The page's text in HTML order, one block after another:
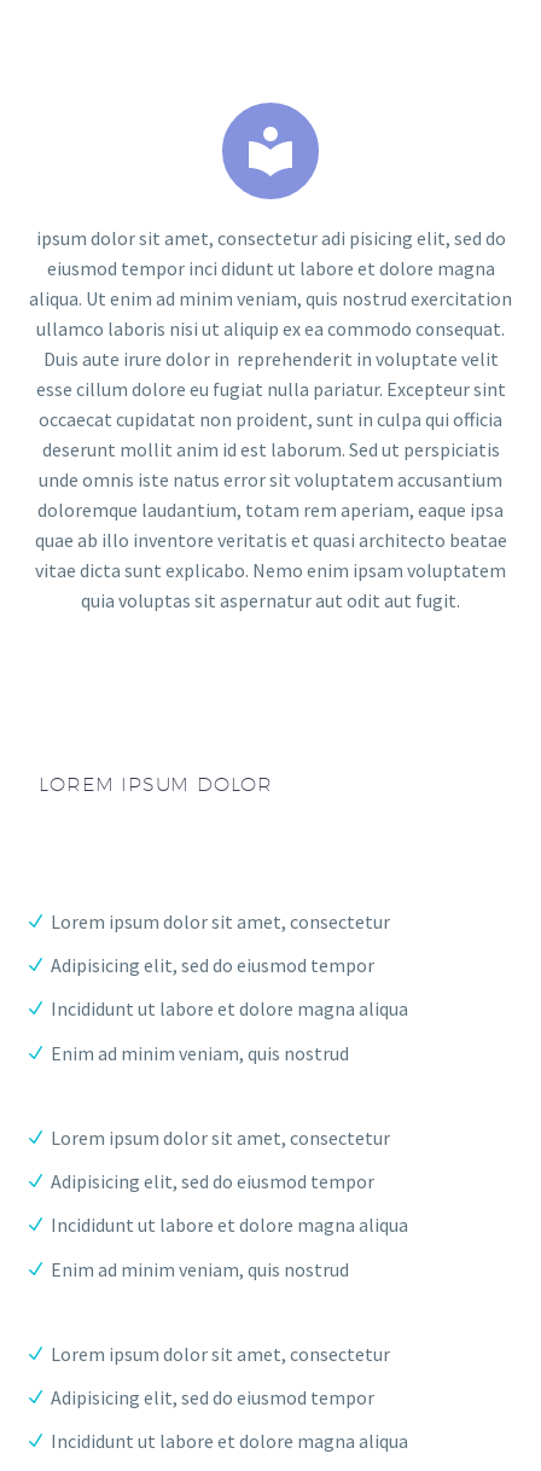


ipsum dolor sit amet, consectetur adi pisicing elit, sed do
eiusmod tempor inci didunt ut labore et dolore magna
aliqua. Ut enim ad minim veniam, quis nostrud exercitation
ullamco laboris nisi ut aliquip ex ea commodo consequat.
Duis aute irure dolor in reprehenderit in voluptate velit
esse cillum dolore eu fugiat nulla pariatur. Excepteur sint
occaecat cupidatat non proident, sunt in culpa qui officia
deserunt mollit anim id est laborum. Sed ut perspiciatis
unde omnis iste natus error sit voluptatem accusantium
doloremque laudantium, totam rem aperiam, eaque ipsa
quae ab illo inventore veritatis et quasi architecto beatae
vitae dicta sunt explicabo. Nemo enim ipsam voluptatem
quia voluptas sit aspernatur aut odit aut fugit.
LOREM IPSUM DOLOR
Lorem ipsum dolor sit amet, consectetur
Adipisicing elit, sed do eiusmod tempor
Incididunt ut labore et dolore magna aliqua
Enim ad minim veniam, quis nostrud
Lorem ipsum dolor sit amet, consectetur
Adipisicing elit, sed do eiusmod tempor
Incididunt ut labore et dolore magna aliqua
Enim ad minim veniam, quis nostrud
Lorem ipsum dolor sit amet, consectetur
Adipisicing elit, sed do eiusmod tempor
Incididunt ut labore et dolore magna aliqua